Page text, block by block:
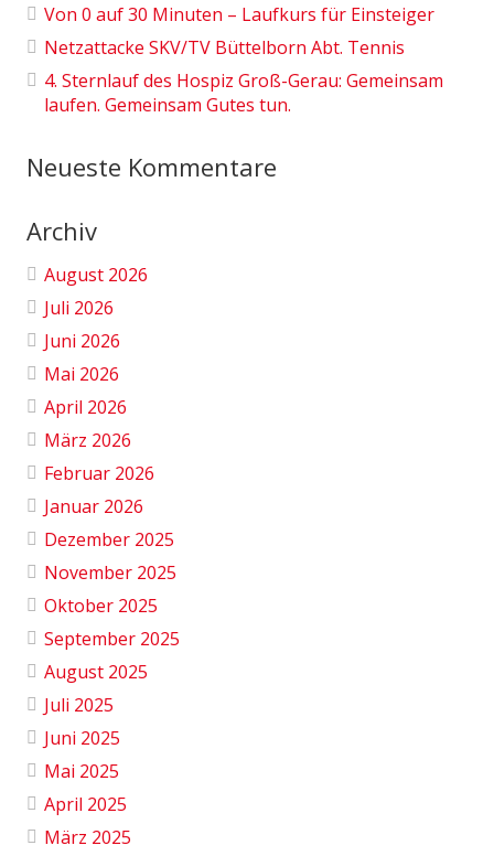
Von 0 auf 30 Minuten – Laufkurs für Einsteiger
Netzattacke SKV/TV Büttelborn Abt. Tennis
4. Sternlauf des Hospiz Groß-Gerau: Gemeinsam
laufen. Gemeinsam Gutes tun.
Neueste Kommentare
Archiv
August 2026
Juli 2026
Juni 2026
Mai 2026
April 2026
März 2026
Februar 2026
Januar 2026
Dezember 2025
November 2025
Oktober 2025
September 2025
August 2025
Juli 2025
Juni 2025
Mai 2025
April 2025
März 2025